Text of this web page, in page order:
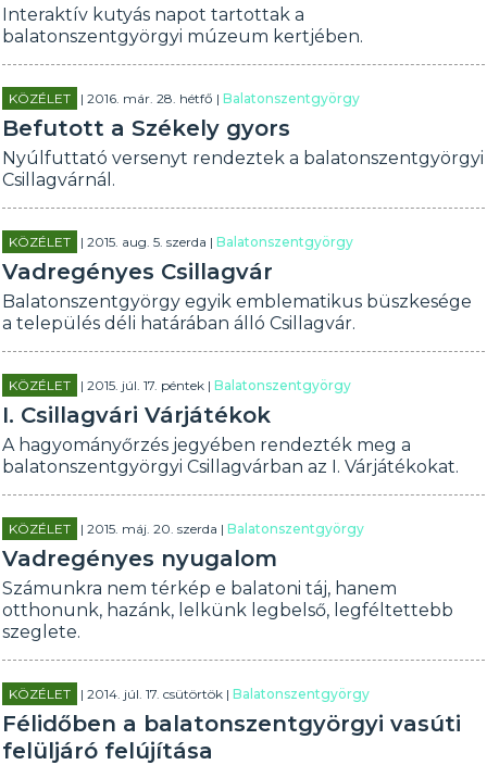
Interaktív kutyás napot tartottak a
balatonszentgyörgyi múzeum kertjében.
KÖZÉLET | 2016. már. 28. hétfő |Balatonszentgyörgy
Befutott a Székely gyors
Nyúlfuttató versenyt rendeztek a balatonszentgyörgyi
Csillagvárnál.
KÖZÉLET | 2015. aug. 5. szerda |Balatonszentgyörgy
Vadregényes Csillagvár
Balatonszentgyörgy egyik emblematikus büszkesége
a település déli határában álló Csillagvár.
KÖZÉLET | 2015. júl. 17. péntek |Balatonszentgyörgy
I. Csillagvári Várjátékok
A hagyományőrzés jegyében rendezték meg a
balatonszentgyörgyi Csillagvárban az I. Várjátékokat.
KÖZÉLET | 2015. máj. 20. szerda |Balatonszentgyörgy
Vadregényes nyugalom
Számunkra nem térkép e balatoni táj, hanem
otthonunk, hazánk, lelkünk legbelső, legféltettebb
szeglete.
KÖZÉLET | 2014. júl. 17. csütörtök |Balatonszentgyörgy
Félidőben a balatonszentgyörgyi vasúti
felüljáró felújítása